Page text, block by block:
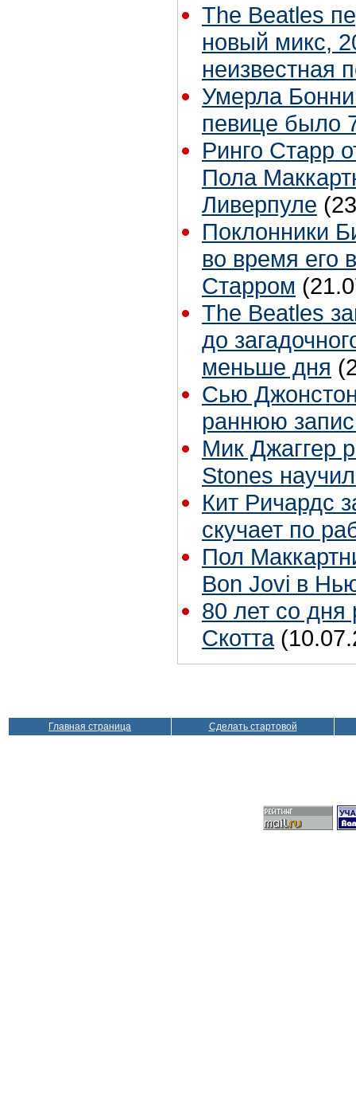
The Beatles
новый микс,
неизвестная
Умерла
певице было
Ринго Старр
Пола
Ливерпуле
Поклонники
во время его
Старром
The Beatles
до
меньше дня
Сью
раннюю
Мик Джаггер
Stones
Кит Ричардс
скучает по
Пол
Bon Jovi в
80 лет со
Скотта
Главная страница Сделать стартовой